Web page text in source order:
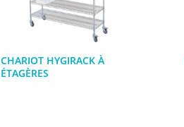
CHARIOT HYGIRACK À
ÉTAGÈRES